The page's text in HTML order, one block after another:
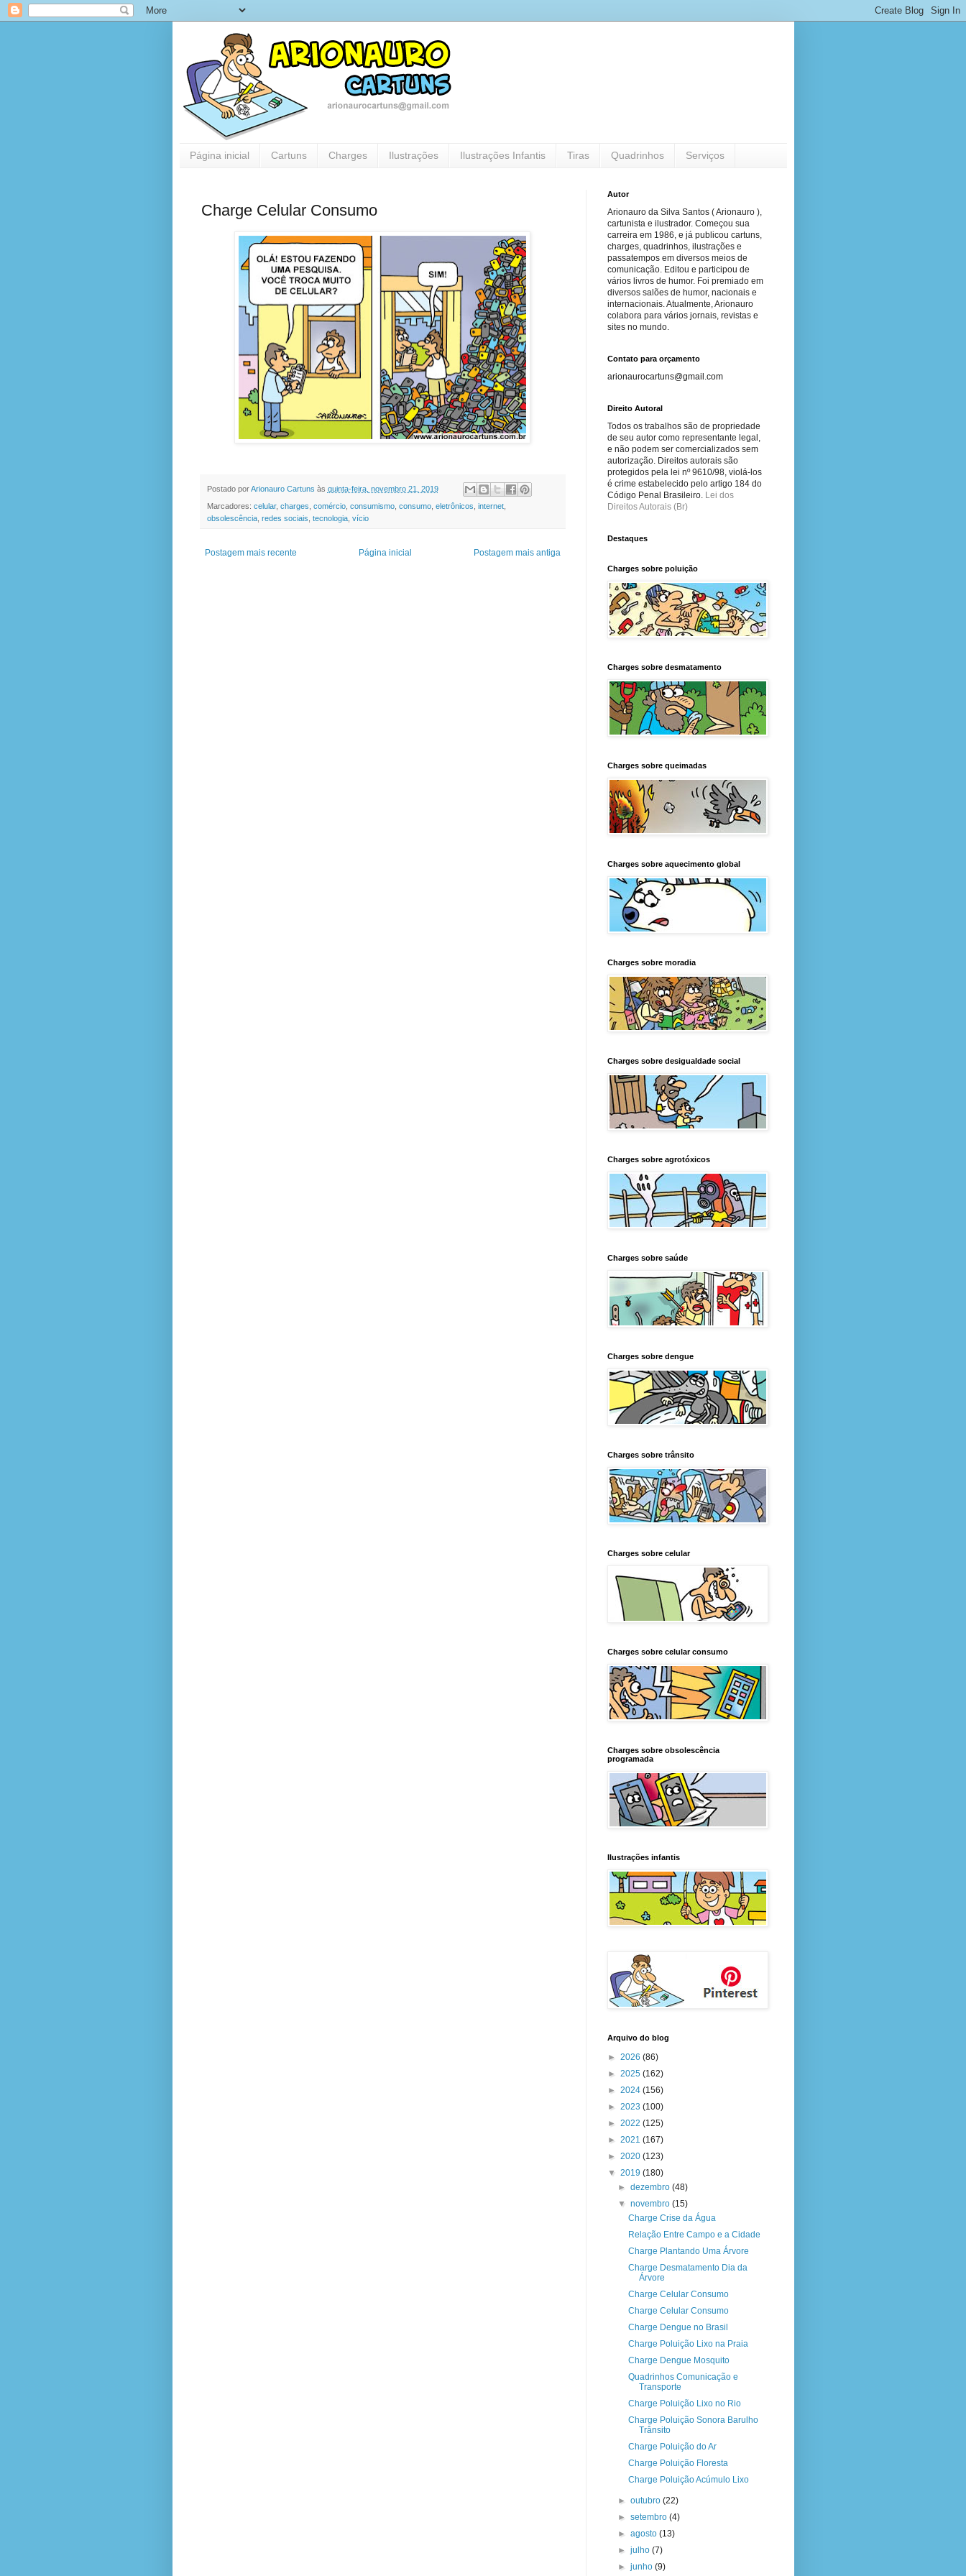
Página inicial Cartuns Charges Ilustrações Ilustrações Infantis Tiras Quadrinhos Serviços
Charge Celular Consumo
Postado porArionauro Cartuns às quinta-feira, novembro 21, 2019
Marcadores: celular, charges comércio, consumismo, consumo, eletrônicos internet,
obsolescência, redes sociais tecnologia, vício
Postagem mais recente Postagem mais antiga
Página inicial
Autor
Arionauro da Silva Santos ( Arionauro ),
cartunista e ilustrador. Começou sua
carreira em 1986, e já publicou cartuns,
charges, quadrinhos, ilustrações e
passatempos em diversos meios de
comunicação. Editou e participou de
vários livros de humor. Foi premiado em
diversos salões de humor, nacionais e
internacionais. Atualmente, Arionauro
colabora para vários jornais, revistas e
sites no mundo.
Contato para orçamento
arionaurocartuns@gmail.com
Direito Autoral
Todos os trabalhos são de propriedade
de seu autor como representante legal,
e não podem ser comercializados sem
autorização. Direitos autorais são
protegidos pela lei nº 9610/98, violá-los
é crime estabelecido pelo artigo 184 do
Código Penal Brasileiro. Lei dos
Direitos Autorais (Br)
Destaques
Charges sobre poluição
Charges sobre desmatamento
Charges sobre queimadas
Charges sobre aquecimento global
Charges sobre moradia
Charges sobre desigualdade social
Charges sobre agrotóxicos
Charges sobre saúde
Charges sobre dengue
Charges sobre trânsito
Charges sobre celular
Charges sobre celular consumo
Charges sobre obsolescência
programada
Ilustrações infantis
Arquivo do blog
► 2026 (86)
► 2025 (162)
► 2024 (156)
► 2023 (100)
► 2022 (125)
► 2021 (167)
► 2020 (123)
▼ 2019 (180)
► dezembro (48)
▼ novembro (15)
Charge Crise da Água
Relação Entre Campo e a Cidade
Charge Plantando Uma Árvore
Charge Desmatamento Dia da
Árvore
Charge Celular Consumo
Charge Celular Consumo
Charge Dengue no Brasil
Charge Poluição Lixo na Praia
Charge Dengue Mosquito
Quadrinhos Comunicação e
Transporte
Charge Poluição Lixo no Rio
Charge Poluição Sonora Barulho
Trânsito
Charge Poluição do Ar
Charge Poluição Floresta
Charge Poluição Acúmulo Lixo
► outubro (22)
► setembro (4)
► agosto (13)
► julho (7)
► junho (9)